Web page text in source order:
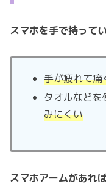
スマホを手で持って
手が疲れて痛
タオルなど
みにくい
スマホアームがあれ